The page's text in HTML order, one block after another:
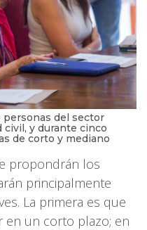
personas del sector
civil, y durante cinco
de corto y mediano
propondrán los
principalmente
La primera es que
en un corto plazo; en